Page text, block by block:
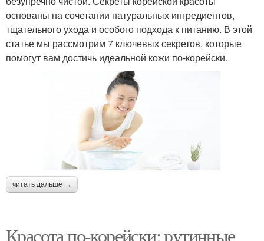
основаны на сочетании натуральных ингредиентов,
тщательного ухода и особого подхода к питанию. В этой
статье мы рассмотрим 7 ключевых секретов, которые
помогут вам достичь идеальной кожи по-корейски.
читать дальше →
Красота по-корейски: рутинные